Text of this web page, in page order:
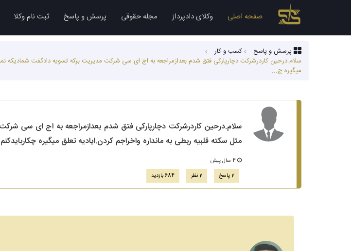
صفحه اصلی وکلای دادپرداز مجله حقوقی پرسش و پاسخ ثبت نام وکلا
پرسش و پاسخ
کسب‌ و کار
سلام.درحین کاردرشرکت دچارپارکی فتق شدم بعدازمراجعه به اج ای سی شرکت مدیریت برکه تسویه دادگفت شمادیکه
میگیره چ...
سلام.درحین کاردرشرکت دچارپارکی فتق شدم بعدازمراجعه به اج ای سی
مثل سکته قلبیه ربطی به مانداره واخراجم کردن.ایادیه تعلق میگیره
4 سال پیش
2 پاسخ
2 نظر 684 بازدید